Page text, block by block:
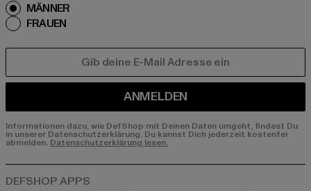
MÄNNER
FRAUEN
ANMELDEN
Informationen dazu, wie DefShop mit Deinen Daten umgeht, findest Du
in unserer Datenschutzerklärung. Du kannst Dich jederzeit kostenfei
abmelden. Datenschutzerklärung lesen.